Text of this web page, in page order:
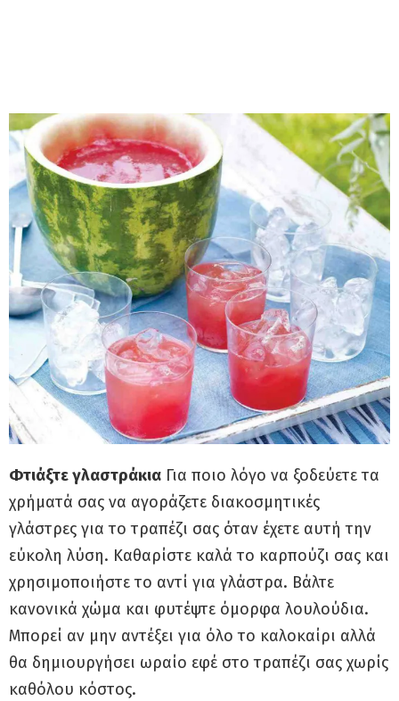
Φτιάξτε γλαστράκια Για ποιο λόγο να ξοδεύετε τα
χρήματά σας να αγοράζετε διακοσμητικές
γλάστρες για το τραπέζι σας όταν έχετε αυτή την
εύκολη λύση. Καθαρίστε καλά το καρπούζι σας και
χρησιμοποιήστε το αντί για γλάστρα. Βάλτε
κανονικά χώμα και φυτέψτε όμορφα λουλούδια.
Μπορεί αν μην αντέξει για όλο το καλοκαίρι αλλά
θα δημιουργήσει ωραίο εφέ στο τραπέζι σας χωρίς
καθόλου κόστος.